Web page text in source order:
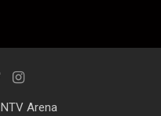
NTV Arena